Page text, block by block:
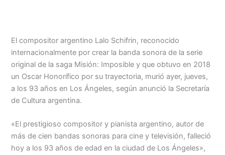
Menu
El compositor argentino Lalo Schifrin, reconocido
internacionalmente por crear la banda sonora de la serie
original de la saga Misión: Imposible y que obtuvo en 2018
un Oscar Honorífico por su trayectoria, murió ayer, jueves,
a los 93 años en Los Ángeles, según anunció la Secretaría
de Cultura argentina.
«El prestigioso compositor y pianista argentino, autor de
más de cien bandas sonoras para cine y televisión, falleció
hoy a los 93 años de edad en la ciudad de Los Ángeles»,